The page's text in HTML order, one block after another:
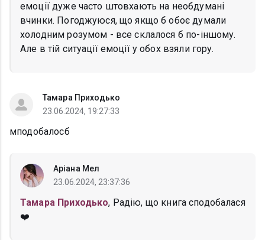
емоції дуже часто штовхають на необдумані
вчинки. Погоджуюся, що якщо б обоє думали
холодним розумом - все склалося б по-іншому.
Але в тій ситуації емоції у обох взяли гору.
Тамара Приходько
23.06.2024, 19:27:33
мподобалосб
Аріана Мел
23.06.2024, 23:37:36
Тамара Приходько, Радію, що книга сподобалася
❤️